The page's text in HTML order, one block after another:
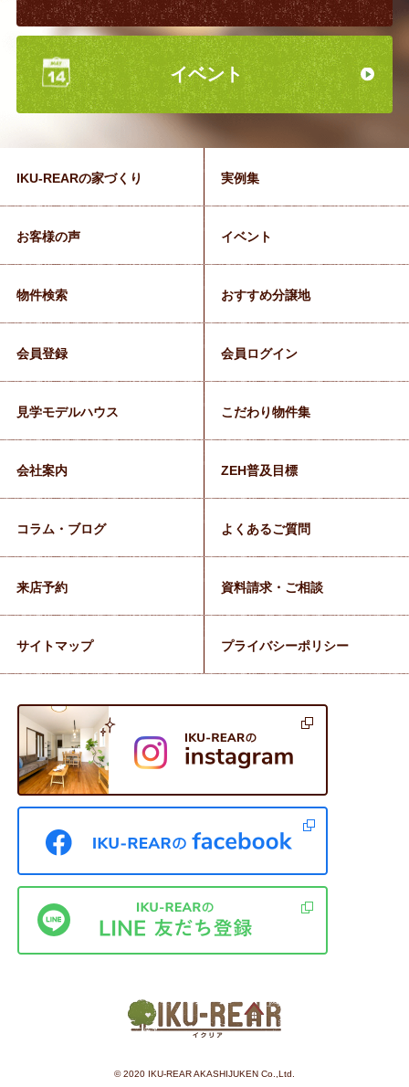
イベント
©︎ 2020 IKU-REAR AKASHIJUKEN Co.,Ltd.
IKU-REARの家づくり 実例集
お客様の声 イベント
物件検索 おすすめ分譲地
会員登録 会員ログイン
見学モデルハウス こだわり物件集
会社案内 ZEH普及目標
コラム・ブログ よくあるご質問
来店予約 資料請求・ご相談
サイトマップ プライバシーポリシー